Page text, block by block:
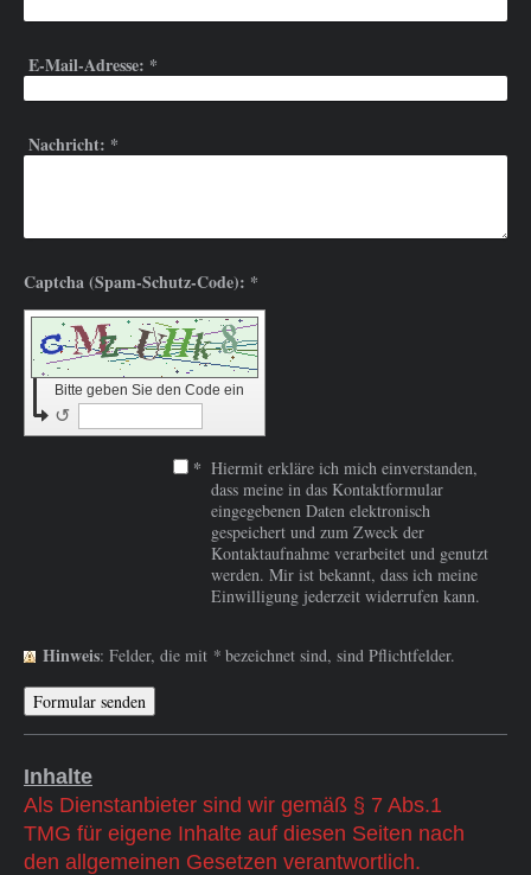
E-Mail-Adresse: *
Nachricht: *
Captcha (Spam-Schutz-Code): *
Bitte geben Sie den Code ein
↺
* Hiermit erkläre ich mich einverstanden,
dass meine in das Kontaktformular
eingegebenen Daten elektronisch
gespeichert und zum Zweck der
Kontaktaufnahme verarbeitet und genutzt
werden. Mir ist bekannt, dass ich meine
Einwilligung jederzeit widerrufen kann.
Hinweis : Felder, die mit * bezeichnet sind, sind Pflichtfelder.
Inhalte
Als Dienstanbieter sind wir gemäß § 7 Abs.1
TMG für eigene Inhalte auf diesen Seiten nach
den allgemeinen Gesetzen verantwortlich.